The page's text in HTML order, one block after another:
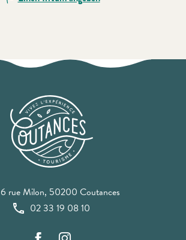
6 rue Milon, 50200 Coutances
02 33 19 08 10